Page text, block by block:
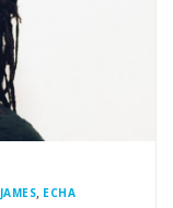
, ECHA